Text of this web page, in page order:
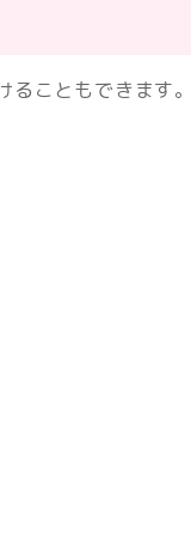
ることもできます